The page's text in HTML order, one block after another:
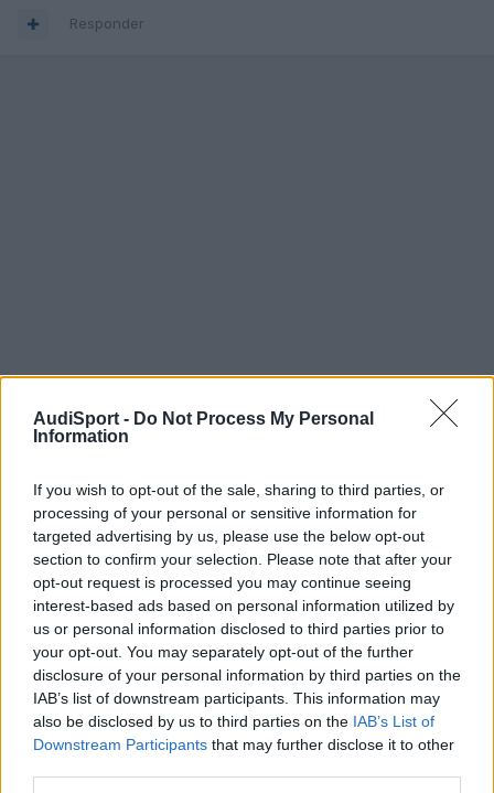
AudiSport - Do Not Process My Personal
Information
If you wish to opt-out of the sale, sharing to third parties, or
processing of your personal or sensitive information for
targeted advertising by us, please use the below opt-out
section to confirm your selection. Please note that after your
opt-out request is processed you may continue seeing
interest-based ads based on personal information utilized by
us or personal information disclosed to third parties prior to
your opt-out. You may separately opt-out of the further
disclosure of your personal information by third parties on the
IAB’s list of downstream participants. This information may
also be disclosed by us to third parties on the IAB’s List of
Downstream Participants that may further disclose it to other
Responder
Domin
Publicado14 de Mayo del 2010
el problema, aparte de que keden esteticamente muy feas, al
verse tan adentro, es que quizas te rocen con las pinzas.